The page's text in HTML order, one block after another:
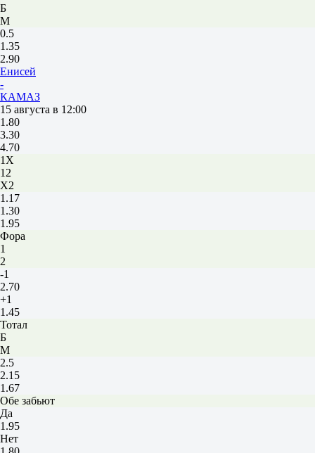
Б
М
0.5
1.35
2.90
Енисей
-
КАМАЗ
15 августа в 12:00
1.80
3.30
4.70
1X
12
X2
1.17
1.30
1.95
Фора
1
2
-1
2.70
+1
1.45
Тотал
Б
М
2.5
2.15
1.67
Обе забьют
Да
1.95
Нет